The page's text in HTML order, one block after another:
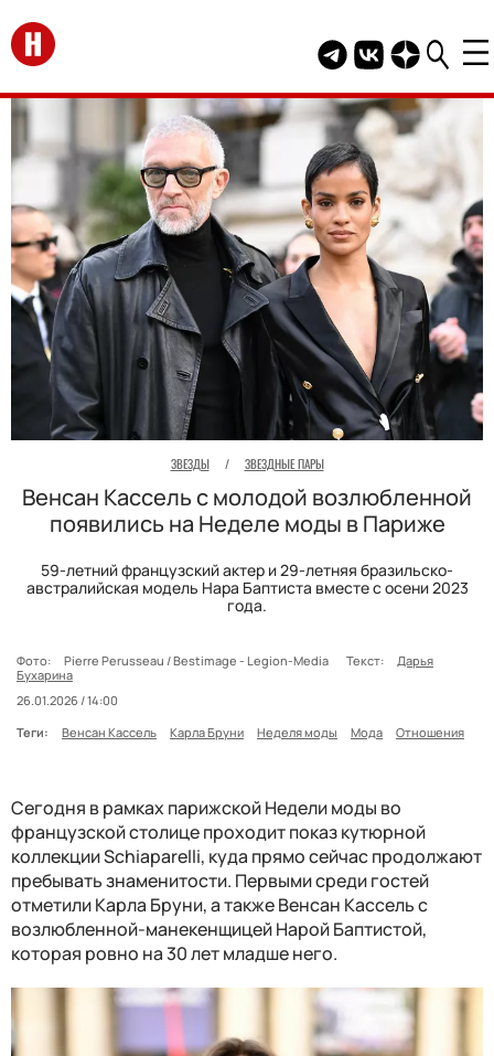
Перейти на главную
Telegram канал
Группа HELLO
Канал
ЗВЕЗДЫ / ЗВЕЗДНЫЕ ПАРЫ
Венсан Кассель с молодой возлюбленной
появились на Неделе моды в Париже
59-летний французский актер и 29-летняя бразильско-
австралийская модель Нара Баптиста вместе с осени 2023
года.
Фото: Pierre Perusseau / Bestimage - Legion-Media Текст:
Дарья
Бухарина
26.01.2026 / 14:00
Теги:
Венсан Кассель Карла Бруни Неделя моды Мода Отношения
Сегодня в рамках парижской Недели моды во
французской столице проходит показ кутюрной
коллекции Schiaparelli, куда прямо сейчас продолжают
пребывать знаменитости. Первыми среди гостей
отметили Карла Бруни, а также Венсан Кассель с
возлюбленной-манекенщицей Нарой Баптистой,
которая ровно на 30 лет младше него.